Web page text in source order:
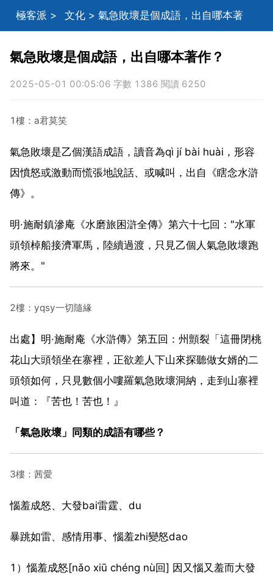
極客派 > 文化 > 氣急敗壞是個成語，出自哪本著
氣急敗壞是個成語，出自哪本著作？
2025-05-01 00:05:06 字數 1386 閱讀 6250
1樓：a君莫笑
氣急敗壞是乙個漢語成語，讀音為qì jí bài huài，形容
因憤怒或激動而慌張地說話、或喊叫，出自《瞎念水滸
傳》。
明·施耐鎮滲庵《水磨旅困滸全傳》第六十七回："水軍
頭領棹船接濟軍馬，陸續過渡，只見乙個人氣急敗壞跑
將來。"
2樓：yqsy一切隨緣
出處】明·施耐庵《水滸傳》第五回：州顫裂「這冊閉桃
花山大頭領坐在寨裡，正欲差人下山來探聽做女婿的二
頭領如何，只見數個小嘍羅氣急敗壞洞納，走到山寨裡
叫道：『苦也！苦也！』
「氣急敗壞」同類的成語有哪些？
3樓：茜愛
惱羞成怒、大發bai雷霆、du
暴跳如雷、感情用事、惱羞zhi變怒dao
1）惱羞成怒[nǎo xiū chéng nù回] 因又惱又羞而大發